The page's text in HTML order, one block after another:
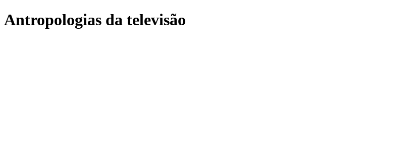
Antropologias da televisão